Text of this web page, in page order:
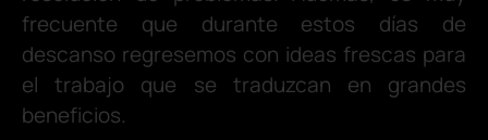
frecuente que durante estos días de
descanso regresemos con ideas frescas para
el trabajo que se traduzcan en grandes
beneficios.